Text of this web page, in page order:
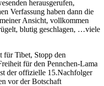
herausgerufen,
Verfassung haben dann die
Ansicht, vollkommen
blutig geschlagen, …viele
für Tibet, Stopp den
für den Pennchen-Lama
der offizielle 15.Nachfolger
vor der Botschaft